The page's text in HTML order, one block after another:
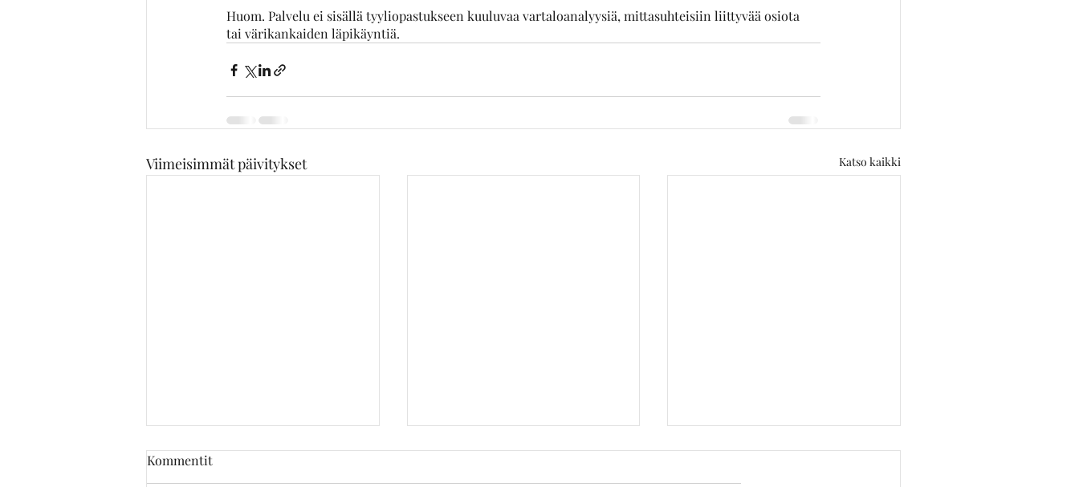
Huom. Palvelu ei sisällä tyyliopastukseen kuuluvaa vartaloanalyysiä, mittasuhteisiin liittyvää osiota
tai värikankaiden läpikäyntiä.
Viimeisimmät päivitykset Katso kaikki
Kommentit